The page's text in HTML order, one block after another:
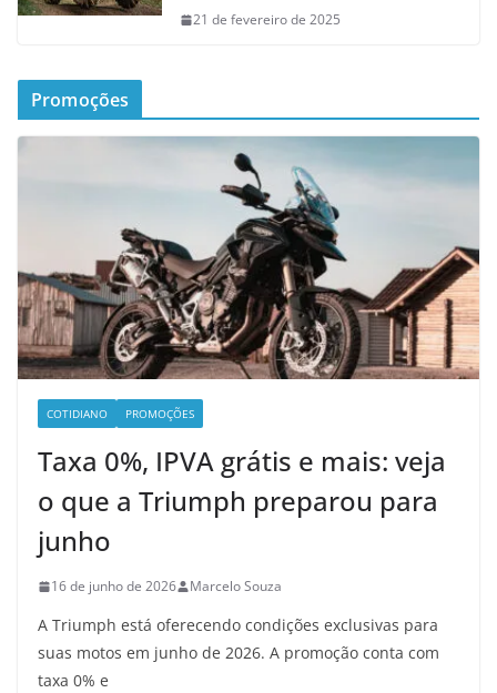
21 de fevereiro de 2025
Promoções
COTIDIANO PROMOÇÕES
Taxa 0%, IPVA grátis e mais: veja
o que a Triumph preparou para
junho
16 de junho de 2026 Marcelo Souza
A Triumph está oferecendo condições exclusivas para
suas motos em junho de 2026. A promoção conta com
taxa 0% e